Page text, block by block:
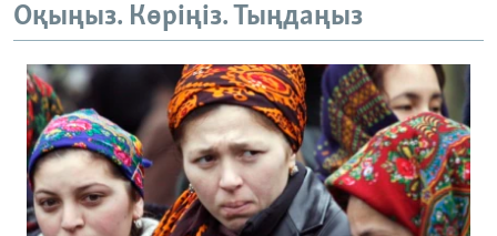
Оқыңыз. Көріңіз. Тыңдаңыз